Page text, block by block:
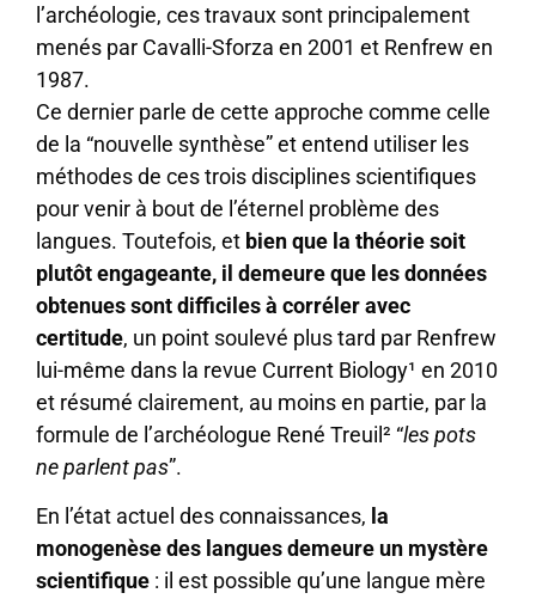
l’archéologie, ces travaux sont principalement
menés par Cavalli-Sforza en 2001 et Renfrew en
1987.
Ce dernier parle de cette approche comme celle
de la “nouvelle synthèse” et entend utiliser les
méthodes de ces trois disciplines scientifiques
pour venir à bout de l’éternel problème des
langues. Toutefois, et bien que la théorie soit
plutôt engageante, il demeure que les données
obtenues sont difficiles à corréler avec
certitude, un point soulevé plus tard par Renfrew
lui-même dans la revue Current Biology¹ en 2010
et résumé clairement, au moins en partie, par la
formule de l’archéologue René Treuil² “les pots
ne parlent pas”.
En l’état actuel des connaissances, la
monogenèse des langues demeure un mystère
scientifique : il est possible qu’une langue mère